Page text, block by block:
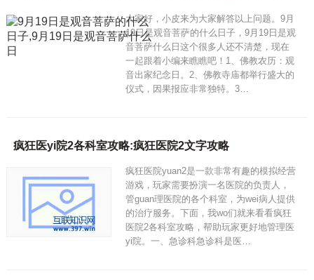
大家好，小皮来为大家解答以上问题。9月
19日是观音菩萨的什么日子，9月19日是观
音菩萨什么日这个很多人还不清楚，现在
一起跟着小编来瞧瞧吧！1、佛教农历：观
音出家纪念日。2、佛教寺庙都举行盛大的
仪式，因果报应非常独特。3…
疯狂医yi院2各科室攻略:疯狂医院2文字攻略
疯狂医院yuan2是一款非常有趣的模拟经营
游戏，玩家需要扮演一名医院的负责人，
管guan理医院的各个科室，为wei病人提供
的治疗服务。下面，我wo们就来看看疯狂
医院2各科室攻略，帮助玩家更好地管理医
yi院。一、急诊科急诊科是医…